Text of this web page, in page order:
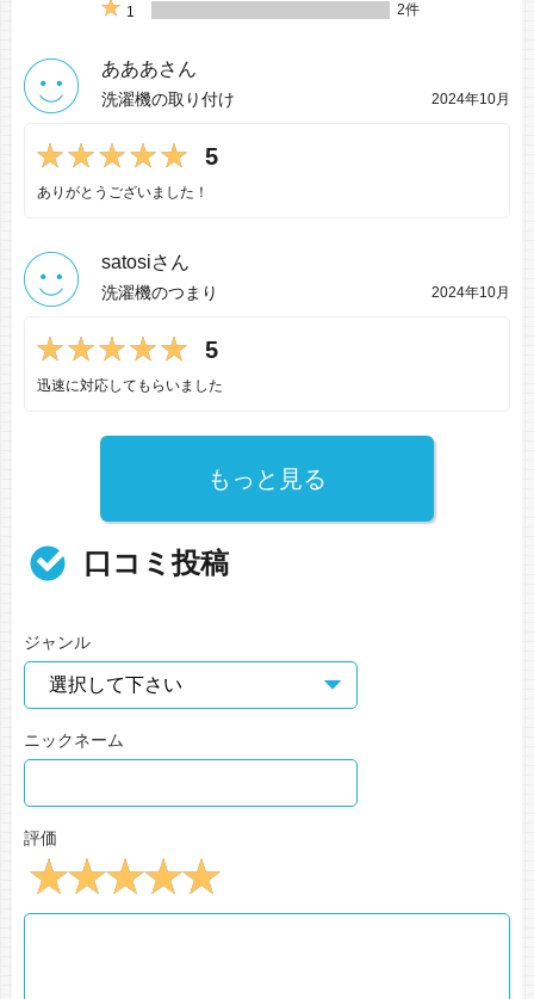
1
2件
あああさん
洗濯機の取り付け 2024年10月
5
ありがとうございました！
satosiさん
洗濯機のつまり 2024年10月
5
迅速に対応してもらいました
もっと見る
口コミ投稿
ジャンル
ニックネーム
評価